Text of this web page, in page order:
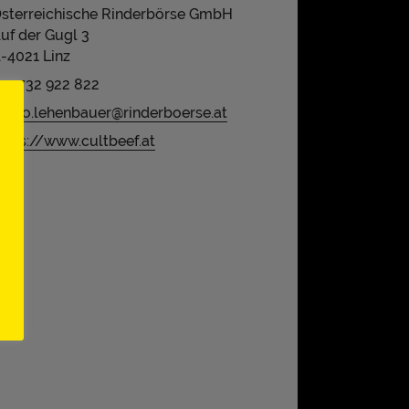
Rinderbörse GmbH
der Gugl 3
​4021 Linz
732 922 822
mario.lehenbauer@rinderboerse.at
https://www.cultbeef.at